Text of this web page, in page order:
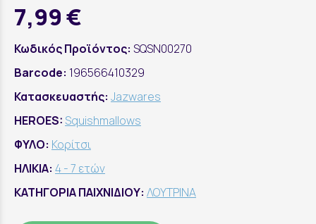
7,99 €
Κωδικός Προϊόντος: SQSN00270
Barcode: 196566410329
Κατασκευαστής: Jazwares
HEROES:Squishmallows
ΦΥΛΟ: Κορίτσι
ΗΛΙΚΙΑ: 4 - 7 ετών
ΚΑΤΗΓΟΡΙΑ ΠΑΙΧΝΙΔΙΟΥ: ΛΟΥΤΡΙΝΑ